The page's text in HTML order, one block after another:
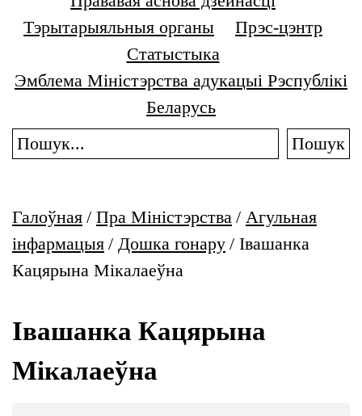
Тэрытарыяльныя органы
Прэс-цэнтр
Статыстыка
Эмблема Міністэрства адукацыі Рэспублікі
Беларусь
Пошук
Галоўная / Пра Міністэрства / Агульная
інфармацыя / Дошка гонару / Івашанка
Кацярына Мікалаеўна
Івашанка Кацярына
Мікалаеўна